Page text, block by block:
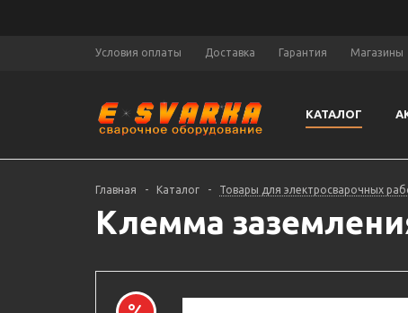
Условия оплаты Доставка Гарантия Магазины
КАТАЛОГ
Главная - Каталог - Товары для электросварочных
Клемма